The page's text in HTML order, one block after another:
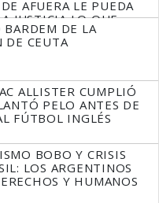
AFUERA LE PUEDA
JUSTICIA LO QUE
HACER"
BARDEM DE LA
DE CEUTA
ALLISTER CUMPLIÓ
PELO ANTES DE
FÚTBOL INGLÉS
BOBO Y CRISIS
LOS ARGENTINOS
Y HUMANOS